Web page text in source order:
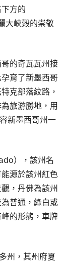
方的
大峽穀的崇敬
的奇瓦瓦州接
育了新墨西哥
克部落紋路，
旅游勝地，用
新墨西哥州一
），該州名
源於該州紅色
，丹佛為該州
普通，綠白或
的形態，車牌
，其州府夏